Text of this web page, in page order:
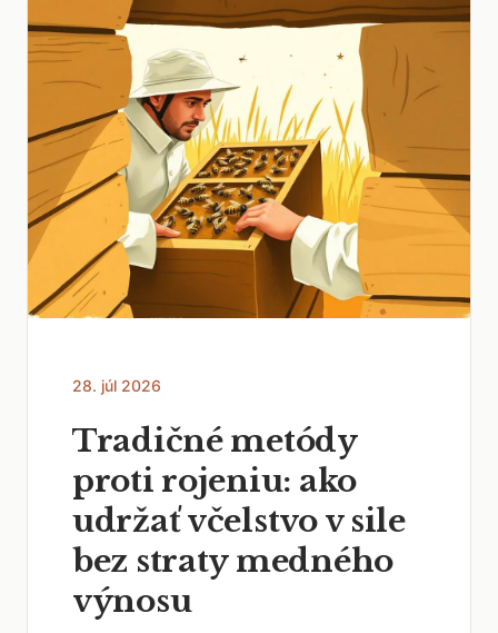
28. júl 2026
Tradičné metódy
proti rojeniu: ako
udržať včelstvo v sile
bez straty medného
výnosu